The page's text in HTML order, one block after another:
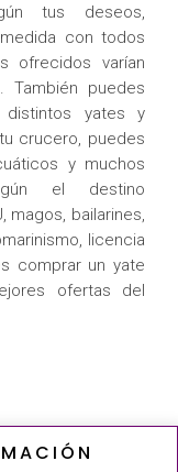
tus deseos,
con todos
ofrecidos varían
También puedes
yates y
crucero, puedes
y muchos
el destino
magos, bailarines,
licencia
comprar un yate
ofertas del